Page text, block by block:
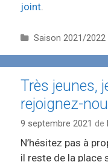
joint.
C
g
o
r
i
e
Saison 2021/2022
Très jeunes,
rejoignez-
9 septembre 2021 de
N’hésitez pas à
il reste de la place